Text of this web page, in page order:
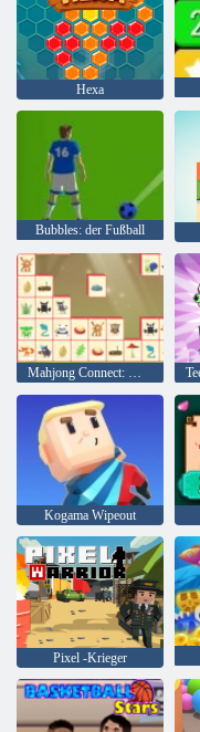
Hexa
Bubbles: der Fußball
Mahjong Connect: Woodventure
Kogama Wipeout
Pixel -Krieger